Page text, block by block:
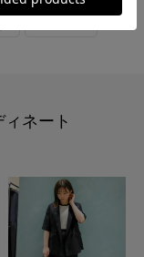
ネート